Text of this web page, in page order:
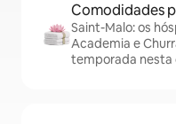
Comodidades
Saint-Malo: os
Academia e
temporada nesta